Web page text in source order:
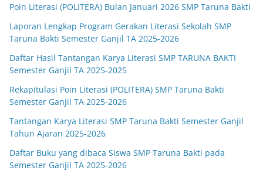
Poin Literasi (POLITERA) Bulan Januari 2026 SMP Taruna Bakti
Laporan Lengkap Program Gerakan Literasi Sekolah SMP
Taruna Bakti Semester Ganjil TA 2025-2026
Daftar Hasil Tantangan Karya Literasi SMP TARUNA BAKTI
Semester Ganjil TA 2025-2025
Rekapitulasi Poin Literasi (POLITERA) SMP Taruna Bakti
Semester Ganjil TA 2025-2026
Tantangan Karya Literasi SMP Taruna Bakti Semester Ganjil
Tahun Ajaran 2025-2026
Daftar Buku yang dibaca Siswa SMP Taruna Bakti pada
Semester Ganjil TA 2025-2026